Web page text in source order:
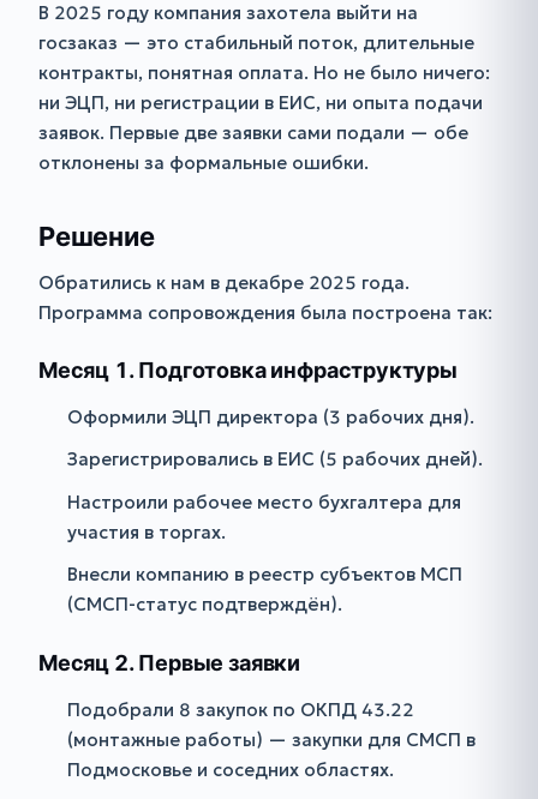
В 2025 году компания захотела выйти на
госзаказ — это стабильный поток, длительные
контракты, понятная оплата. Но не было ничего:
ни ЭЦП, ни регистрации в ЕИС, ни опыта подачи
заявок. Первые две заявки сами подали — обе
отклонены за формальные ошибки.
Решение
Обратились к нам в декабре 2025 года.
Программа сопровождения была построена так:
Месяц 1. Подготовка инфраструктуры
Оформили ЭЦП директора (3 рабочих дня).
Зарегистрировались в ЕИС (5 рабочих дней).
Настроили рабочее место бухгалтера для
участия в торгах.
Внесли компанию в реестр субъектов МСП
(СМСП-статус подтверждён).
Месяц 2. Первые заявки
Подобрали 8 закупок по ОКПД 43.22
(монтажные работы) — закупки для СМСП в
Подмосковье и соседних областях.